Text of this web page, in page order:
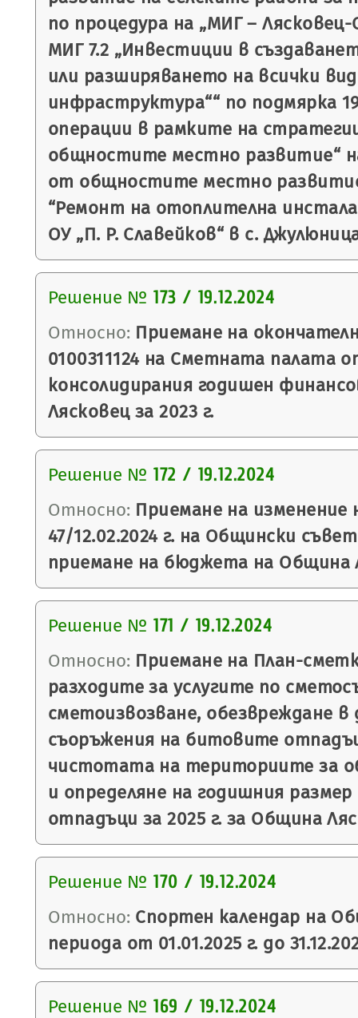
по процедура на „МИГ –
МИГ 7.2 „Инвестиции в
или разширяването на всички
инфраструктура““ по подмярка
операции в рамките на
общностите местно развитие“
от общностите местно
“Ремонт на отоплителна
ОУ „П. Р. Славейков“ в с.
Решение № 173 / 19.12.2024
Относно: Приемане на
0100311124 на Сметната палата
консолидирания годишен
Лясковец за 2023 г.
Решение № 172 / 19.12.2024
Относно: Приемане на
47/12.02.2024 г. на Общински
приемане на бюджета на Община
Решение № 171 / 19.12.2024
Относно: Приемане на План-
разходите за услугите по
сметоизвозване, обезвреждане в
съоръжения на битовите
чистотата на териториите за
и определяне на годишния
отпадъци за 2025 г. за Община
Решение № 170 / 19.12.2024
Относно: Спортен календар на
периода от 01.01.2025 г. до
Решение № 169 / 19.12.2024